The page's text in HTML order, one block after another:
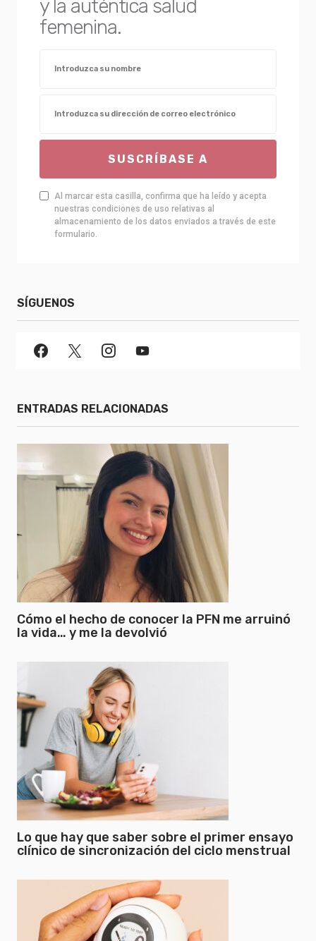
y la auténtica salud
femenina.
SUSCRÍBASE A
Al marcar esta casilla, confirma que ha leído y acepta
nuestras condiciones de uso relativas al
almacenamiento de los datos enviados a través de este
formulario.
SÍGUENOS
ENTRADAS RELACIONADAS
Cómo el hecho de conocer la PFN me arruinó
la vida… y me la devolvió
Lo que hay que saber sobre el primer ensayo
clínico de sincronización del ciclo menstrual